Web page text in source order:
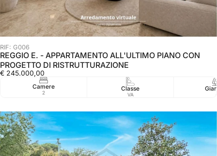
RIF: G006
REGGIO E. - APPARTAMENTO ALL'ULTIMO PIANO CON
PROGETTO DI RISTRUTTURAZIONE
€ 245.000,00
Camere
2
Classe
VA